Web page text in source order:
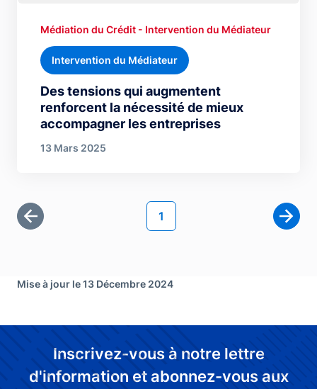
Des tensions qui augmentent
renforcent la nécessité de mieux
accompagner les entreprises
Médiation du Crédit - Intervention du Médiateur
Intervention du Médiateur
13 Mars 2025
Première page
Page courante
1
Page
Mise à jour le 13 Décembre 2024
Inscrivez-vous à notre lettre
d'information et abonnez-vous aux